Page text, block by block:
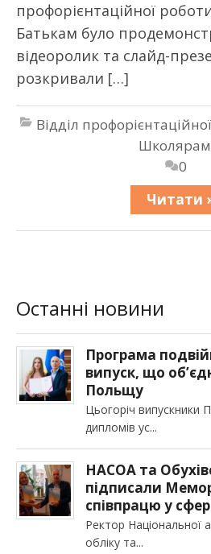
профорієнтаційної
Батькам було
відеоролик та слайд-
розкривали […]
Відділ
Школярам
0
Читати
Останні новини
Програма
випуск, що
Польщу
Цьогоріч випускники
дипломів ус
НАСОА та
підписали
співпрацю у
Ректор Національної
обліку та